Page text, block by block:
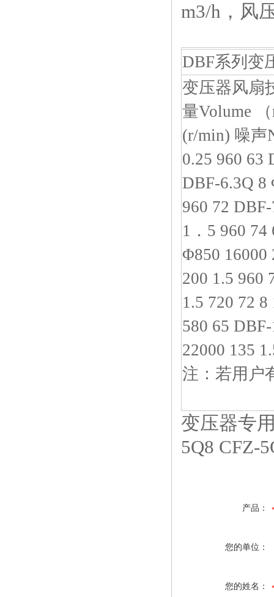
m3/h，风
DBF系列变
变压器风扇
量Volume
(r/min) 噪声
0.25 960 63
DBF-6.3Q 8
960 72
1．5 960 74
Φ850 16000
200 1.5 960
1.5 720 72
580 65
22000 135
注：若用户
变压器专
5Q8 CFZ-
产品：
您的单位：
您的姓名：